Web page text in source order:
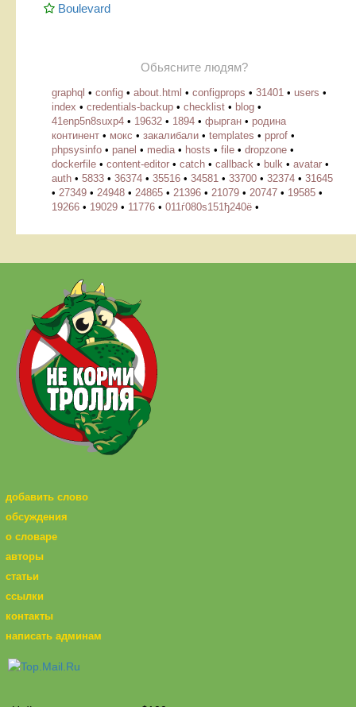
Boulevard
Обьясните людям?
graphql • config • about.html • configprops • 31401 • users •
index • credentials-backup • checklist • blog •
41enp5n8suxp4 • 19632 • 1894 • фырган • родина
континент • мокс • закалибали • templates • pprof •
phpsysinfo • panel • media • hosts • file • dropzone •
dockerfile • content-editor • catch • callback • bulk • avatar •
auth • 5833 • 36374 • 35516 • 34581 • 33700 • 32374 • 31645
• 27349 • 24948 • 24865 • 21396 • 21079 • 20747 • 19585 •
19266 • 19029 • 11776 • 011ѓ080ѕ151ђ240ё •
добавить слово
обсуждения
о словаре
авторы
статьи
ссылки
контакты
написать админам